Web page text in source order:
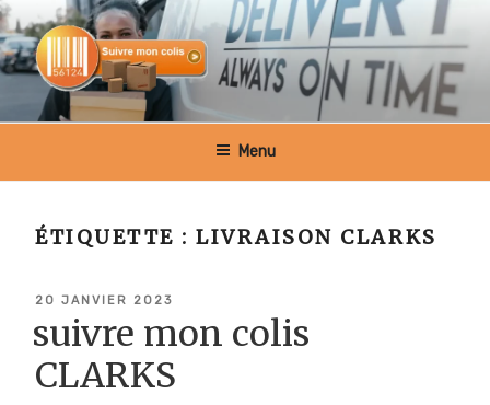
Aller
au
contenu
principal
SUIVRE MON COLIS BELGIQUE
Menu
ÉTIQUETTE :LIVRAISON CLARKS
PUBLIÉ
20 JANVIER 2023
suivre mon colis
CLARKS